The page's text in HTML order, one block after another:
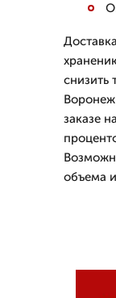
снизить
заказе
объема